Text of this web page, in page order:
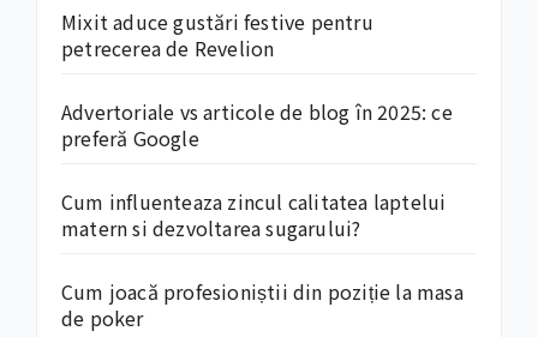
Mixit aduce gustări festive pentru
petrecerea de Revelion
Advertoriale vs articole de blog în 2025: ce
preferă Google
Cum influenteaza zincul calitatea laptelui
matern si dezvoltarea sugarului?
Cum joacă profesioniștii din poziție la masa
de poker